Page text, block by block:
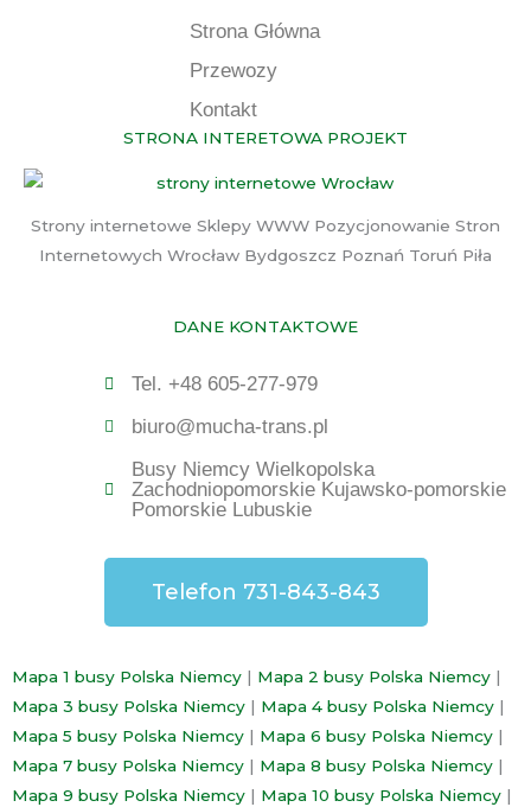
Strona Główna
Przewozy
Kontakt
STRONA INTERETOWA PROJEKT
Strony internetowe Sklepy WWW Pozycjonowanie Stron
Internetowych Wrocław Bydgoszcz Poznań Toruń Piła
DANE KONTAKTOWE
Tel. +48 605-277-979
biuro@mucha-trans.pl
Busy Niemcy Wielkopolska
Zachodniopomorskie Kujawsko-pomorskie
Pomorskie Lubuskie
Telefon 731-843-843
Mapa 1 busy Polska Niemcy | Mapa 2 busy Polska Niemcy |
Mapa 3 busy Polska Niemcy | Mapa 4 busy Polska Niemcy |
Mapa 5 busy Polska Niemcy | Mapa 6 busy Polska Niemcy |
Mapa 7 busy Polska Niemcy | Mapa 8 busy Polska Niemcy |
Mapa 9 busy Polska Niemcy | Mapa 10 busy Polska Niemcy |